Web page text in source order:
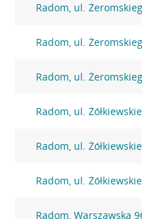
Radom, ul.
Radom, ul.
Radom, ul.
Radom, ul.
Radom, ul.
Radom, ul.
Radom, Warszawska